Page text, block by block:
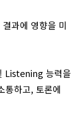
과에 영향을 미
Listening 능력을
통하고, 토론에